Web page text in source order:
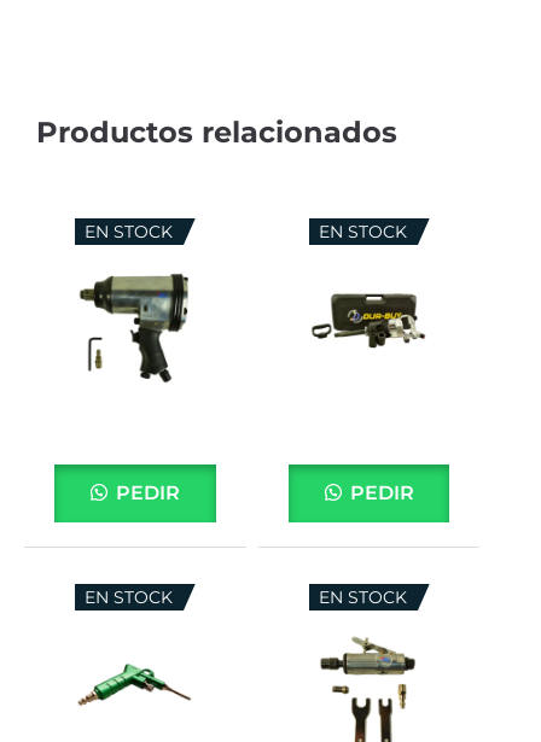
EN STOCK
PEDIR
EN STOCK
PEDIR
EN STOCK EN STOCK